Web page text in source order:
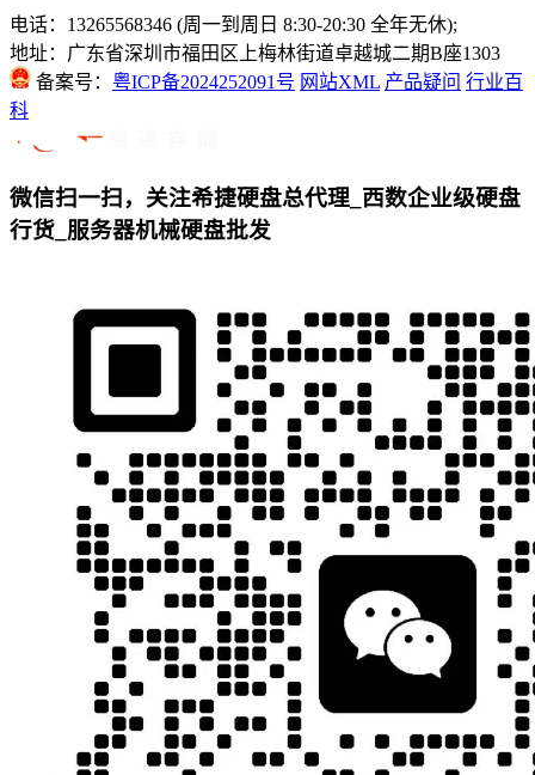
电话：13265568346 (周一到周日 8:30-20:30 全年无休);
地址：广东省深圳市福田区上梅林街道卓越城二期B座1303
备案号： 粤ICP备2024252091号 网站XML 产品疑问 行业百
科
微信扫一扫，关注希捷硬盘总代理_西数企业级硬盘
行货_服务器机械硬盘批发